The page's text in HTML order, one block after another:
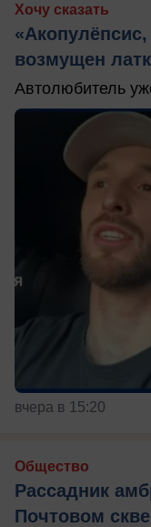
Хочу сказать
возмущен
Автолюбитель
вчера в 15:20
Общество
Рассадник
Почтовом